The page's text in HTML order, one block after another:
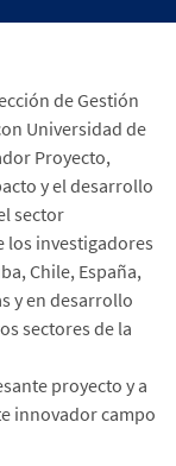
de Gestión
Universidad de
Proyecto,
y el desarrollo
sector
los investigadores
Chile, España,
y en desarrollo
sectores de la
proyecto y a
innovador campo